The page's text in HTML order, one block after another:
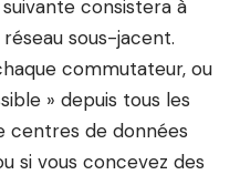
consistera à
sous-jacent.
commutateur, ou
» depuis tous les
centres de données
si vous concevez des